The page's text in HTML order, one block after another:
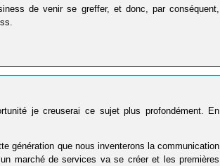
de venir se greffer, et donc, par conséquent,
je creuserai ce sujet plus profondément. En
génération que nous inventerons la communication
marché de services va se créer et les premières